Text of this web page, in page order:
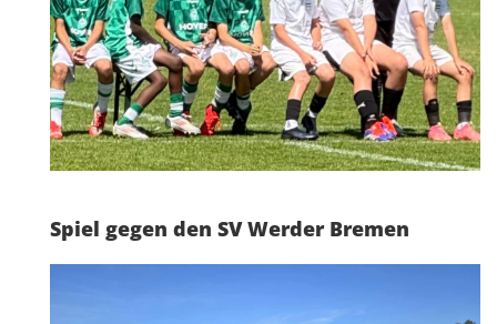
Spiel gegen den SV Werder Bremen